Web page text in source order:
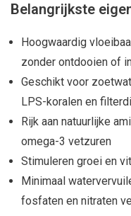
Belangrijkste
Hoogwaardig
zonder ontdooien of
Geschikt voor
LPS-koralen en
Rijk aan natuurlijke
omega-3 vetzuren
Stimuleren groei en
Minimaal
fosfaten en nitraten